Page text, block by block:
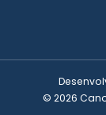
© 2026